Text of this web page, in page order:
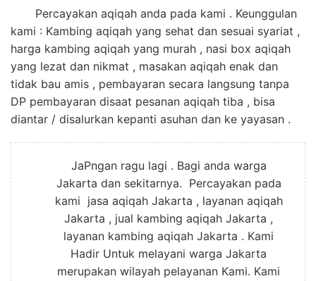
Percayakan aqiqah anda pada kami . Keunggulan
kami : Kambing aqiqah yang sehat dan sesuai syariat ,
harga kambing aqiqah yang murah , nasi box aqiqah
yang lezat dan nikmat , masakan aqiqah enak dan
tidak bau amis , pembayaran secara langsung tanpa
DP pembayaran disaat pesanan aqiqah tiba , bisa
diantar / disalurkan kepanti asuhan dan ke yayasan .
JaPngan ragu lagi . Bagi anda warga
Jakarta dan sekitarnya. Percayakan pada
kami jasa aqiqah Jakarta , layanan aqiqah
Jakarta , jual kambing aqiqah Jakarta ,
layanan kambing aqiqah Jakarta . Kami
Hadir Untuk melayani warga Jakarta
merupakan wilayah pelayanan Kami. Kami